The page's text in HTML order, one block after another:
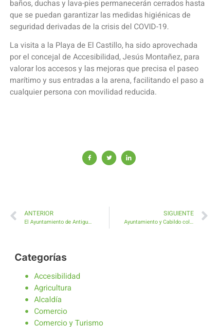
baños, duchas y lava-pies permanecerán cerrados hasta
que se puedan garantizar las medidas higiénicas de
seguridad derivadas de la crisis del COVID-19.
La visita a la Playa de El Castillo, ha sido aprovechada
por el concejal de Accesibilidad, Jesús Montañez, para
valorar los accesos y las mejoras que precisa el paseo
marítimo y sus entradas a la arena, facilitando el paso a
cualquier persona con movilidad reducida.
ANTERIOR
El Ayuntamiento de Antigua facilita la incorporación presencial de toda la plantilla
SIGUIENTE
Ayuntamiento y Cabildo colaboran en reforzar los servicios técnicos municipales
Categorías
Accesibilidad
Agricultura
Alcaldía
Comercio
Comercio y Turismo